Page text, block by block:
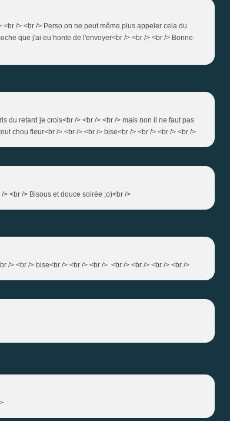
/> <br /> Perso on ne peut même plus appeler cela du
que j'ai eu honte de l'envoyer<br /> <br /> <br /> Bonne
du retard je crois<br /> <br /> <br /> mais non il ne faut pas
chou fleur<br /> <br /> <br /> bise<br /> <br /> <br /> <br />
<br /> Bisous et douce soirée ;o)<br />
/> <br /> bise<br /> <br /> <br /> <br /> <br /> <br /> <br />